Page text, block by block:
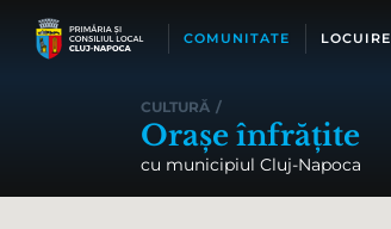
COMUNITATE LOCUIRE
CULTURĂ /
Orașe înfrățite
cu municipiul Cluj-Napoca